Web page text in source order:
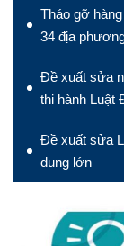
Tháo gỡ
34 địa
Đề xuất sửa
thi hành Luật
Đề xuất sửa
dung lớn